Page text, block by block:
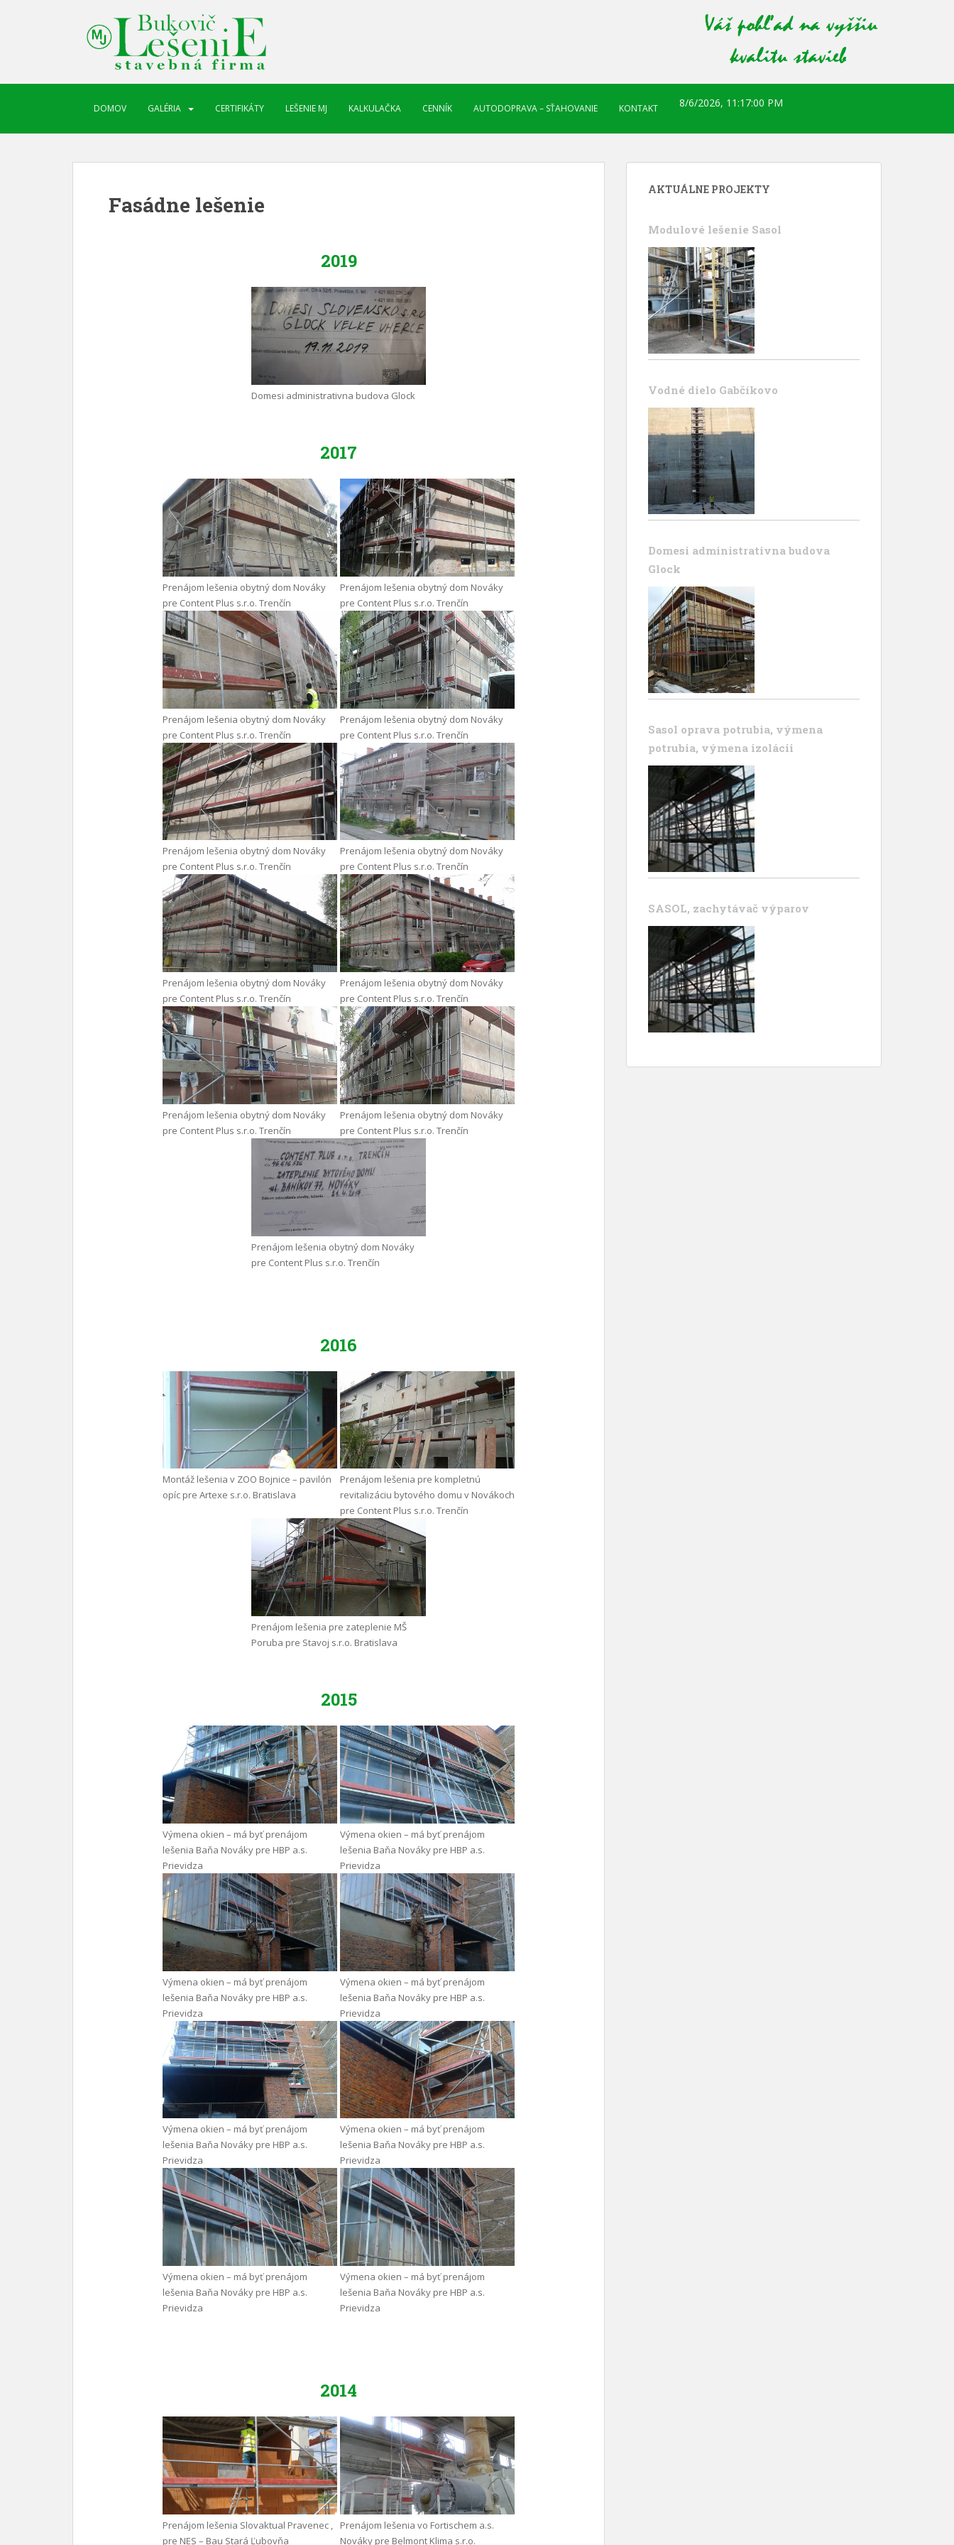
DOMOV GALÉRIA CERTIFIKÁTY LEŠENIE MJ KALKULAČKA CENNÍK AUTODOPRAVA – SŤAHOVANIE KONTAKT 8/6/2026, 11:17:02 PM
Fasádne lešenie
2019
Domesi administrativna budova Glock
2017
Prenájom lešenia obytný dom Nováky
pre Content Plus s.r.o. Trenčín
Prenájom lešenia obytný dom Nováky
pre Content Plus s.r.o. Trenčín
Prenájom lešenia obytný dom Nováky
pre Content Plus s.r.o. Trenčín
Prenájom lešenia obytný dom Nováky
pre Content Plus s.r.o. Trenčín
Prenájom lešenia obytný dom Nováky
pre Content Plus s.r.o. Trenčín
Prenájom lešenia obytný dom Nováky
pre Content Plus s.r.o. Trenčín
Prenájom lešenia obytný dom Nováky
pre Content Plus s.r.o. Trenčín
Prenájom lešenia obytný dom Nováky
pre Content Plus s.r.o. Trenčín
Prenájom lešenia obytný dom Nováky
pre Content Plus s.r.o. Trenčín
Prenájom lešenia obytný dom Nováky
pre Content Plus s.r.o. Trenčín
Prenájom lešenia obytný dom Nováky
pre Content Plus s.r.o. Trenčín
2016
Montáž lešenia v ZOO Bojnice – pavilón
opíc pre Artexe s.r.o. Bratislava
Prenájom lešenia pre kompletnú
revitalizáciu bytového domu v Novákoch
pre Content Plus s.r.o. Trenčín
Prenájom lešenia pre zateplenie MŠ
Poruba pre Stavoj s.r.o. Bratislava
2015
Výmena okien – má byť prenájom
lešenia Baňa Nováky pre HBP a.s.
Prievidza
Výmena okien – má byť prenájom
lešenia Baňa Nováky pre HBP a.s.
Prievidza
Výmena okien – má byť prenájom
lešenia Baňa Nováky pre HBP a.s.
Prievidza
Výmena okien – má byť prenájom
lešenia Baňa Nováky pre HBP a.s.
Prievidza
Výmena okien – má byť prenájom
lešenia Baňa Nováky pre HBP a.s.
Prievidza
Výmena okien – má byť prenájom
lešenia Baňa Nováky pre HBP a.s.
Prievidza
Výmena okien – má byť prenájom
lešenia Baňa Nováky pre HBP a.s.
Prievidza
Výmena okien – má byť prenájom
lešenia Baňa Nováky pre HBP a.s.
Prievidza
2014
Prenájom lešenia Slovaktual Pravenec ,
pre NES – Bau Stará Ľubovňa
Prenájom lešenia vo Fortischem a.s.
Nováky pre Belmont Klima s.r.o.
AKTUÁLNE PROJEKTY
Modulové lešenie Sasol
Vodné dielo Gabčíkovo
Domesi administrativna budova
Glock
Sasol oprava potrubia, výmena
potrubia, výmena izolácii
SASOL, zachytávač výparov